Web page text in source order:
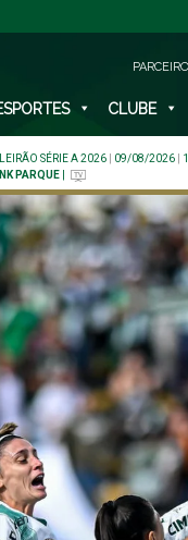
CLUBE
SÉRIE A 2026 09/08/2026
PARQUE